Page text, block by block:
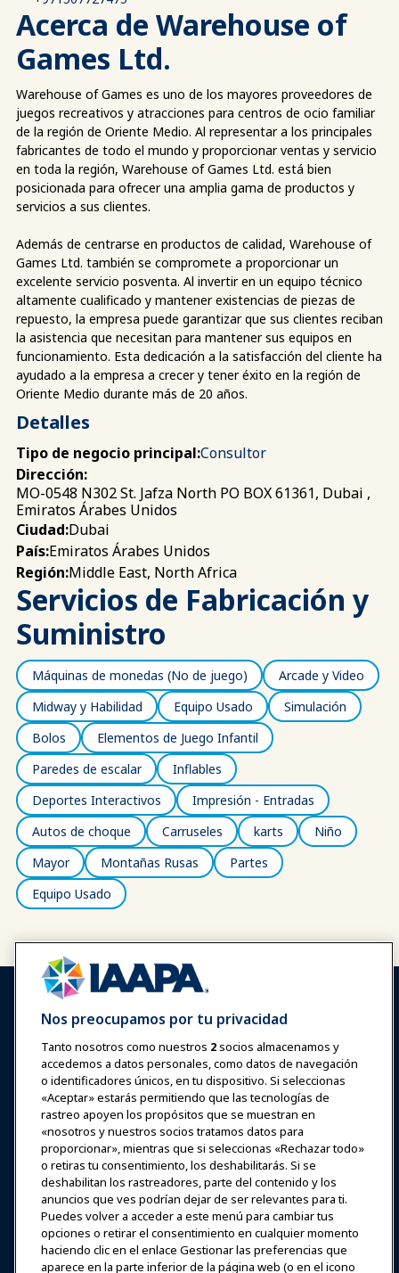
Acerca de Warehouse of
Games Ltd.
Warehouse of Games es uno de los mayores proveedores de
juegos recreativos y atracciones para centros de ocio familiar
de la región de Oriente Medio. Al representar a los principales
fabricantes de todo el mundo y proporcionar ventas y servicio
en toda la región, Warehouse of Games Ltd. está bien
posicionada para ofrecer una amplia gama de productos y
servicios a sus clientes.
Además de centrarse en productos de calidad, Warehouse of
Games Ltd. también se compromete a proporcionar un
excelente servicio posventa. Al invertir en un equipo técnico
altamente cualificado y mantener existencias de piezas de
repuesto, la empresa puede garantizar que sus clientes reciban
la asistencia que necesitan para mantener sus equipos en
funcionamiento. Esta dedicación a la satisfacción del cliente ha
ayudado a la empresa a crecer y tener éxito en la región de
Oriente Medio durante más de 20 años.
Detalles
Tipo de negocio principal:Consultor
Dirección:
MO-0548 N302 St. Jafza North PO BOX 61361, Dubai ,
Emiratos Árabes Unidos
Ciudad:Dubai
País:Emiratos Árabes Unidos
Región:Middle East, North Africa
Servicios de Fabricación y
Suministro
Máquinas de monedas (No de juego)
Arcade y Video
Midway y Habilidad
Equipo Usado
Simulación
Bolos
Elementos de Juego Infantil
Paredes de escalar
Inflables
Deportes Interactivos
Impresión - Entradas
Autos de choque
Carruseles karts
Niño
Mayor
Montañas Rusas
Partes
Equipo Usado
Iniciar sesión Únete ahora
Premios Carreras
Contacto
Expos y Eventos
Noticias y Funworld
Educación
Nos preocupamos por tu privacidad
Tanto nosotros como nuestros 2socios almacenamos y
accedemos a datos personales, como datos de navegación
o identificadores únicos, en tu dispositivo. Si seleccionas
«Aceptar» estarás permitiendo que las tecnologías de
rastreo apoyen los propósitos que se muestran en
«nosotros y nuestros socios tratamos datos para
proporcionar», mientras que si seleccionas «Rechazar todo»
o retiras tu consentimiento, los deshabilitarás. Si se
deshabilitan los rastreadores, parte del contenido y los
anuncios que ves podrían dejar de ser relevantes para ti.
Puedes volver a acceder a este menú para cambiar tus
opciones o retirar el consentimiento en cualquier momento
haciendo clic en el enlace Gestionar las preferencias que
aparece en la parte inferior de la página web (o en el icono